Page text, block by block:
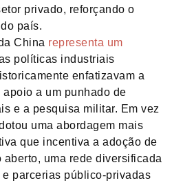
privado, reforçando o
país.
China representa um
políticas industriais
enfatizavam a
a um punhado de
e a pesquisa militar. Em vez
uma abordagem mais
que incentiva a adoção de
uma rede diversificada
e parcerias público-privadas